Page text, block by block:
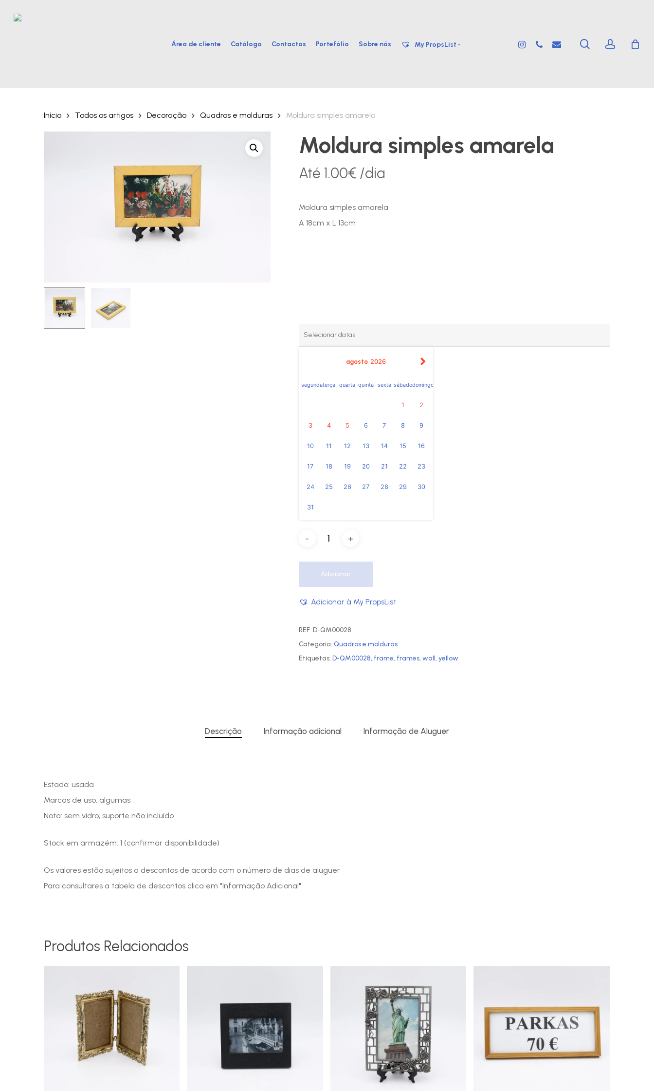
Área de cliente Catálogo Contactos Portefólio Sobre nós My PropsList - instagram
phone email searchaccount
Início Todos os artigos Decoração Quadros e molduras Moldura simples amarela
Moldura simples amarela
Até 1.00€ /dia
Moldura simples amarela
A 18cm x L 13cm
agosto 2026
segundaterça quarta quinta sexta sábadodomingo
1 2
3 4 5 6 7 8 9
10 11 12 13 14 15 16
17 18 19 20 21 22 23
24 25 26 27 28 29 30
31
Adicionar
Adicionar à My PropsList
REF: D-QM00028
Categoria: Quadros e molduras
Etiquetas: D-QM00028, frame, frames, wall, yellow
Descrição Informação adicional Informação de Aluguer
Estado: usada
Marcas de uso: algumas
Nota: sem vidro, suporte não incluído
Stock em armazém: 1 (confirmar disponibilidade)
Os valores estão sujeitos a descontos de acordo com o número de dias de aluguer
Para consultares a tabela de descontos clica em "Informação Adicional"
Produtos Relacionados